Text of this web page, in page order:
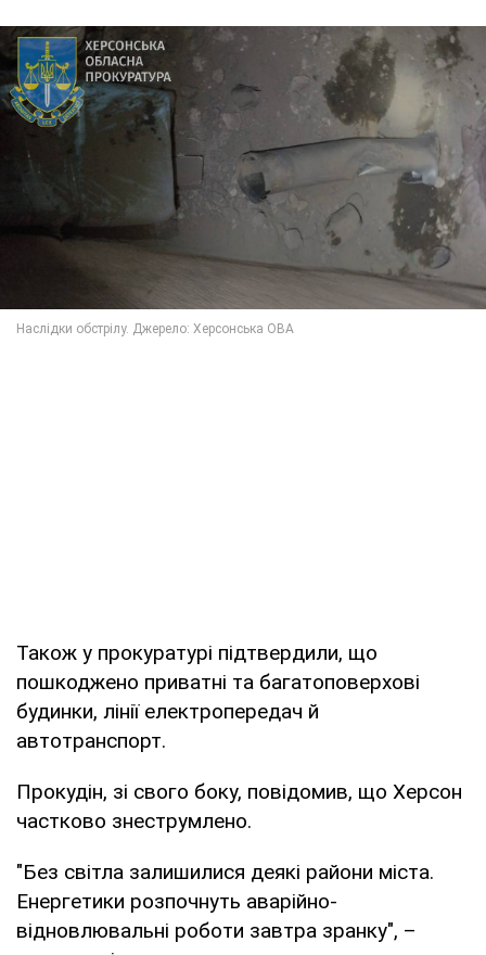
Також у прокуратурі підтвердили, що
пошкоджено приватні та багатоповерхові
будинки, лінії електропередач й
автотранспорт.
Прокудін, зі свого боку, повідомив, що Херсон
частково знеструмлено.
"Без світла залишилися деякі райони міста.
Енергетики розпочнуть аварійно-
відновлювальні роботи завтра зранку", –